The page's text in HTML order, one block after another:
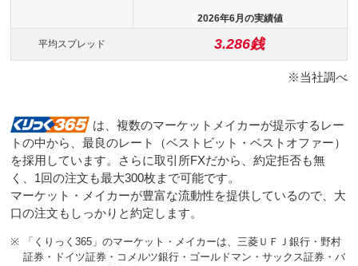
2026年6月の実績値
平均スプレッド 3.286銭
※当社調べ
は、複数のマーケットメイカーが提示するレー
トの中から、最良のレート（ベストビット・ベストオファー）
を採用しています。さらに取引所FXだから、約定拒否も無
く、1回の注文も最大300枚まで可能です。
マーケット・メイカーが豊富な流動性を提供しているので、大
口の注文もしっかりと約定します。
※
「くりっく365」のマーケット・メイカーは、三菱ＵＦＪ銀行・野村
証券・ドイツ証券・コメルツ銀行・ゴールドマン・サックス証券・バ